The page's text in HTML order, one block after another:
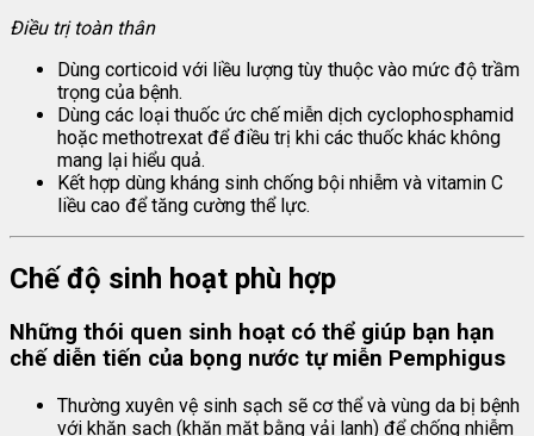
Điều trị toàn thân
Dùng corticoid với liều lượng tùy thuộc vào mức độ trầm
trọng của bệnh.
Dùng các loại thuốc ức chế miễn dịch cyclophosphamid
hoặc methotrexat để điều trị khi các thuốc khác không
mang lại hiểu quả.
Kết hợp dùng kháng sinh chống bội nhiễm và vitamin C
liều cao để tăng cường thể lực.
Chế độ sinh hoạt phù hợp
Những thói quen sinh hoạt có thể giúp bạn hạn
chế diễn tiến của bọng nước tự miễn Pemphigus
Thường xuyên vệ sinh sạch sẽ cơ thể và vùng da bị bệnh
với khăn sạch (khăn mặt bằng vải lanh) để chống nhiễm